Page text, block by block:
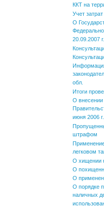
ККТ на
Учет
О
20.09.2007
обл.
Итоги
О внесении
июня 2006
штрафом
легковом
О хищении
О
О
О порядке
наличных